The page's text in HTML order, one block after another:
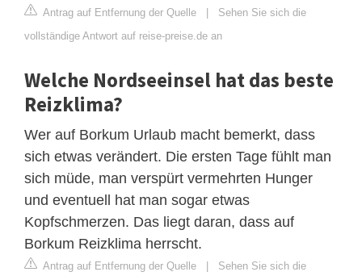
Antrag auf Entfernung der Quelle
Sehen Sie sich die
vollständige Antwort auf reise-preise.de an
Welche Nordseeinsel hat das beste
Reizklima?
Wer auf Borkum Urlaub macht bemerkt, dass
sich etwas verändert. Die ersten Tage fühlt man
sich müde, man verspürt vermehrten Hunger
und eventuell hat man sogar etwas
Kopfschmerzen. Das liegt daran, dass auf
Borkum Reizklima herrscht.
Antrag auf Entfernung der Quelle
Sehen Sie sich die